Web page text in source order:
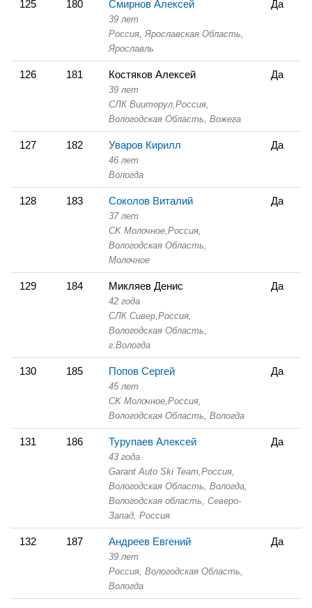
125 180 Смирнов Алексей
39 лет
Россия, Ярославская Область,
Ярославль
Да
126 181 Костяков Алексей
39 лет
СЛК Вииторул, Россия,
Вологодская Область, Вожега
Да
127 182 Уваров Кирилл
46 лет
Вологда
Да
128 183 Соколов Виталий
37 лет
СK Молочное, Россия,
Вологодская Область,
Молочное
Да
129 184 Микляев Денис
42 года
СЛК Сивер, Россия,
Вологодская Область,
г.Вологда
Да
130 185 Попов Сергей
45 лет
СK Молочное, Россия,
Вологодская Область, Вологда
Да
131 186 Турупаев Алексей
43 года
Garant Auto Ski Team, Россия,
Вологодская Область, Вологда,
Вологодская область, Северо-
Запад, Россия
Да
132 187 Андреев Евгений
39 лет
Россия, Вологодская Область,
Вологда
Да